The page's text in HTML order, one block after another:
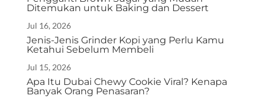
Ditemukan untuk Baking dan Dessert
Jul 16, 2026
Jenis-Jenis Grinder Kopi yang Perlu Kamu
Ketahui Sebelum Membeli
Jul 15, 2026
Apa Itu Dubai Chewy Cookie Viral? Kenapa
Banyak Orang Penasaran?